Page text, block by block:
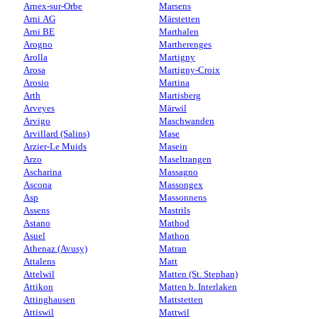
Arnex-sur-Orbe
Arni AG
Arni BE
Arogno
Arolla
Arosa
Arosio
Arth
Arveyes
Arvigo
Arvillard (Salins)
Arzier-Le Muids
Arzo
Ascharina
Ascona
Asp
Assens
Astano
Asuel
Athenaz (Avusy)
Attalens
Attelwil
Attikon
Attinghausen
Attiswil
Marsens
Märstetten
Marthalen
Martherenges
Martigny
Martigny-Croix
Martina
Martisberg
Märwil
Maschwanden
Mase
Masein
Maseltrangen
Massagno
Massongex
Massonnens
Mastrils
Mathod
Mathon
Matran
Matt
Matten (St. Stephan)
Matten b. Interlaken
Mattstetten
Mattwil